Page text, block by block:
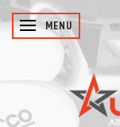
SKIFTE NAVIGATION
MENU